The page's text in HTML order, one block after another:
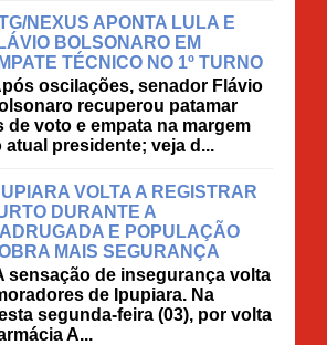
NEXUS APONTA LULA E
BOLSONARO EM
TÉCNICO NO 1º TURNO
oscilações, senador Flávio
recuperou patamar
de voto e empata na margem
atual presidente; veja d...
VOLTA A REGISTRAR
DURANTE A
E POPULAÇÃO
MAIS SEGURANÇA
sensação de insegurança volta
de Ipupiara. Na
segunda-feira (03), por volta
A...